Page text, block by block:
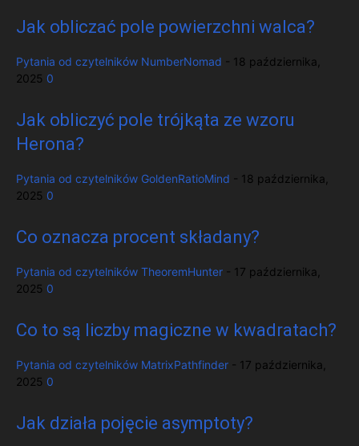
Jak obliczać pole powierzchni walca?
Pytania od czytelników NumberNomad
18 października,
2025 0
Jak obliczyć pole trójkąta ze wzoru
Herona?
Pytania od czytelników GoldenRatioMind
18 października,
2025 0
Co oznacza procent składany?
Pytania od czytelników TheoremHunter
17 października,
2025 0
Co to są liczby magiczne w kwadratach?
Pytania od czytelników MatrixPathfinder
17 października,
2025 0
Jak działa pojęcie asymptoty?